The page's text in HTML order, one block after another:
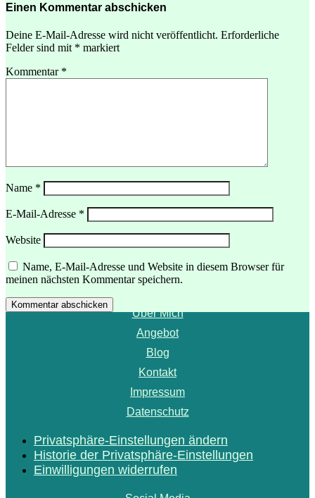
Einen Kommentar abschicken
Deine E-Mail-Adresse wird nicht veröffentlicht. Erforderliche
Felder sind mit * markiert
Kommentar *
Name *
E-Mail-Adresse *
Website
Name, E-Mail-Adresse und Website in diesem Browser für
meinen nächsten Kommentar speichern.
Kommentar abschicken
Menü
Über Mich
Angebot
Blog
Kontakt
Impressum
Datenschutz
Privatsphäre-Einstellungen ändern
Historie der Privatsphäre-Einstellungen
Einwilligungen widerrufen